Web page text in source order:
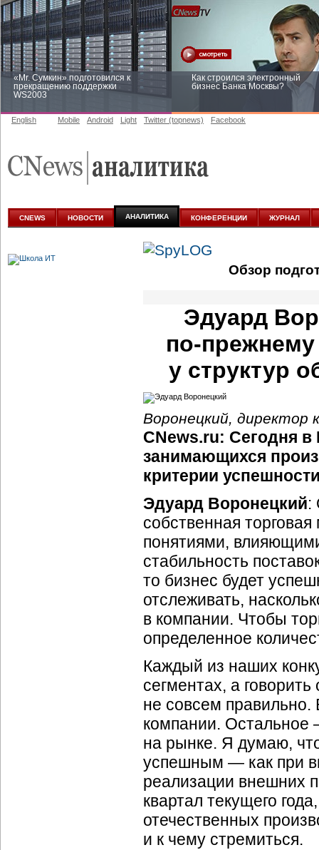
«Mr. Сумкин» подготовился к
прекращению поддержки
WS2003
Как строился электронный
бизнес Банка Москвы?
аналитике
English Mobile Android Light Twitter (topnews) Facebook
CNEWS НОВОСТИ АНАЛИТИКА КОНФЕРЕНЦИИ ЖУРНАЛ
Обзор
Эдуард
по-прежнему
у структур
Воронецкий, директор
CNews.ru: Сегодня в
занимающихся
критерии
Эдуард Воронецкий:
собственная
понятиями,
стабильность
то бизнес будет
отслеживать,
в компании. Чтобы
определенное
Каждый из наших
сегментах, а
не совсем правильно.
компании. Остальное
на рынке. Я думаю,
успешным — как при
реализации внешних
квартал текущего
отечественных
и к чему стремиться.